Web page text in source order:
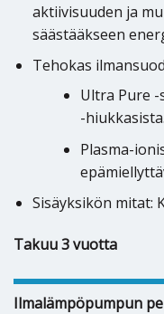
aktiivisuuden ja
säästääkseen
Tehokas
Ultra Pure -
-hiukkasista.
Plasma-
Sisäyksikön mitat:
Takuu 3 vuotta
Ilmalämpöpumpun